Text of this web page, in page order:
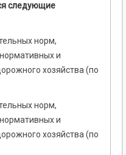
следующие
норм,
и
хозяйства (по
норм,
и
хозяйства (по